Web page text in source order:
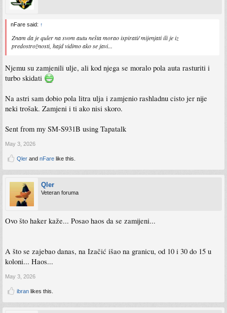
nFare said: ↑
Znam da je quler na svom autu nešta morao ispirati/ mijenjati ili je iz
predostrožnosti, hajd vidimo ako se javi...
Njemu su zamjenili ulje, ali kod njega se moralo pola auta rasturiti i
turbo skidati
Na astri sam dobio pola litra ulja i zamjenio rashladnu cisto jer nije
neki trošak. Zamjeni i ti ako nisi skoro.
Sent from my SM-S931B using Tapatalk
May 3, 2026
Qler and nFare like this.
Qler
Veteran foruma
Ovo što haker kaže... Posao haos da se zamijeni...
A što se zajebao danas, na Izačić išao na granicu, od 10 i 30 do 15 u
koloni... Haos...
May 3, 2026
ibran likes this.